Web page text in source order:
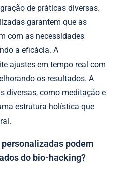
de práticas diversas.
garantem que as
com as necessidades
a eficácia. A
ajustes em tempo real com
os resultados. A
diversas, como meditação e
estrutura holística que
podem
do bio-hacking?